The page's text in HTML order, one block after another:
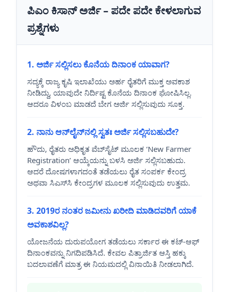
ಪಿಎಂ ಕಿಸಾನ್ ಅರ್ಜಿ – ಪದೇ ಪದೇ ಕೇಳಲಾಗುವ
ಪ್ರಶ್ನೆಗಳು
1. ಅರ್ಜಿ ಸಲ್ಲಿಸಲು ಕೊನೆಯ ದಿನಾಂಕ ಯಾವಾಗ?
ಸದ್ಯಕ್ಕೆ ರಾಜ್ಯ ಕೃಷಿ ಇಲಾಖೆಯು ಅರ್ಹ ರೈತರಿಗೆ ಮುಕ್ತ ಅವಕಾಶ
ನೀಡಿದ್ದು, ಯಾವುದೇ ನಿರ್ದಿಷ್ಟ ಕೊನೆಯ ದಿನಾಂಕ ಘೋಷಿಸಿಲ್ಲ.
ಆದರೂ ವಿಳಂಬ ಮಾಡದೆ ಬೇಗ ಅರ್ಜಿ ಸಲ್ಲಿಸುವುದು ಸೂಕ್ತ.
2. ನಾನು ಆನ್‌ಲೈನ್‌ನಲ್ಲಿ ಸ್ವತಃ ಅರ್ಜಿ ಸಲ್ಲಿಸಬಹುದೇ?
ಹೌದು, ರೈತರು ಅಧಿಕೃತ ವೆಬ್‌ಸೈಟ್ ಮೂಲಕ ‘New Farmer
Registration’ ಆಯ್ಕೆಯನ್ನು ಬಳಸಿ ಅರ್ಜಿ ಸಲ್ಲಿಸಬಹುದು.
ಆದರೆ ದೋಷಗಳಾಗದಂತೆ ತಡೆಯಲು ರೈತ ಸಂಪರ್ಕ ಕೇಂದ್ರ
ಅಥವಾ ಸಿಎಸ್‌ಸಿ ಕೇಂದ್ರಗಳ ಮೂಲಕ ಸಲ್ಲಿಸುವುದು ಉತ್ತಮ.
3. 2019ರ ನಂತರ ಜಮೀನು ಖರೀದಿ ಮಾಡಿದವರಿಗೆ ಯಾಕೆ
ಅವಕಾಶವಿಲ್ಲ?
ಯೋಜನೆಯ ದುರುಪಯೋಗ ತಡೆಯಲು ಸರ್ಕಾರ ಈ ಕಟ್‌-ಆಫ್‌
ದಿನಾಂಕವನ್ನು ನಿಗದಿಪಡಿಸಿದೆ. ಕೇವಲ ಪಿತ್ರಾರ್ಜಿತ ಆಸ್ತಿ ಹಕ್ಕು
ಬದಲಾವಣೆಗೆ ಮಾತ್ರ ಈ ನಿಯಮದಲ್ಲಿ ವಿನಾಯಿತಿ ನೀಡಲಾಗಿದೆ.